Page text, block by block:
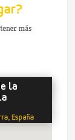
más
la
España